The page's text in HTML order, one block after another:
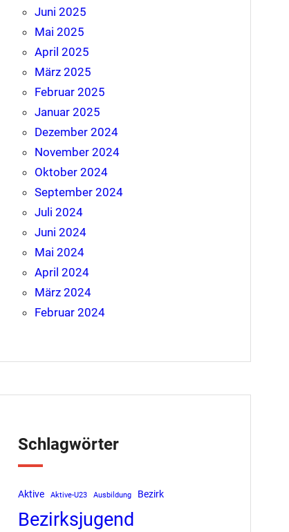
Juni 2025
Mai 2025
April 2025
März 2025
Februar 2025
Januar 2025
Dezember 2024
November 2024
Oktober 2024
September 2024
Juli 2024
Juni 2024
Mai 2024
April 2024
März 2024
Februar 2024
Schlagwörter
Aktive Aktive-U23 Ausbildung Bezirk
Bezirksjugend